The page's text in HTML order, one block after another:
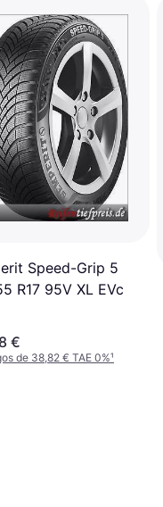
Speed-Grip 5
R17 95V XL EVc
€
de 38,82 € TAE 0%¹